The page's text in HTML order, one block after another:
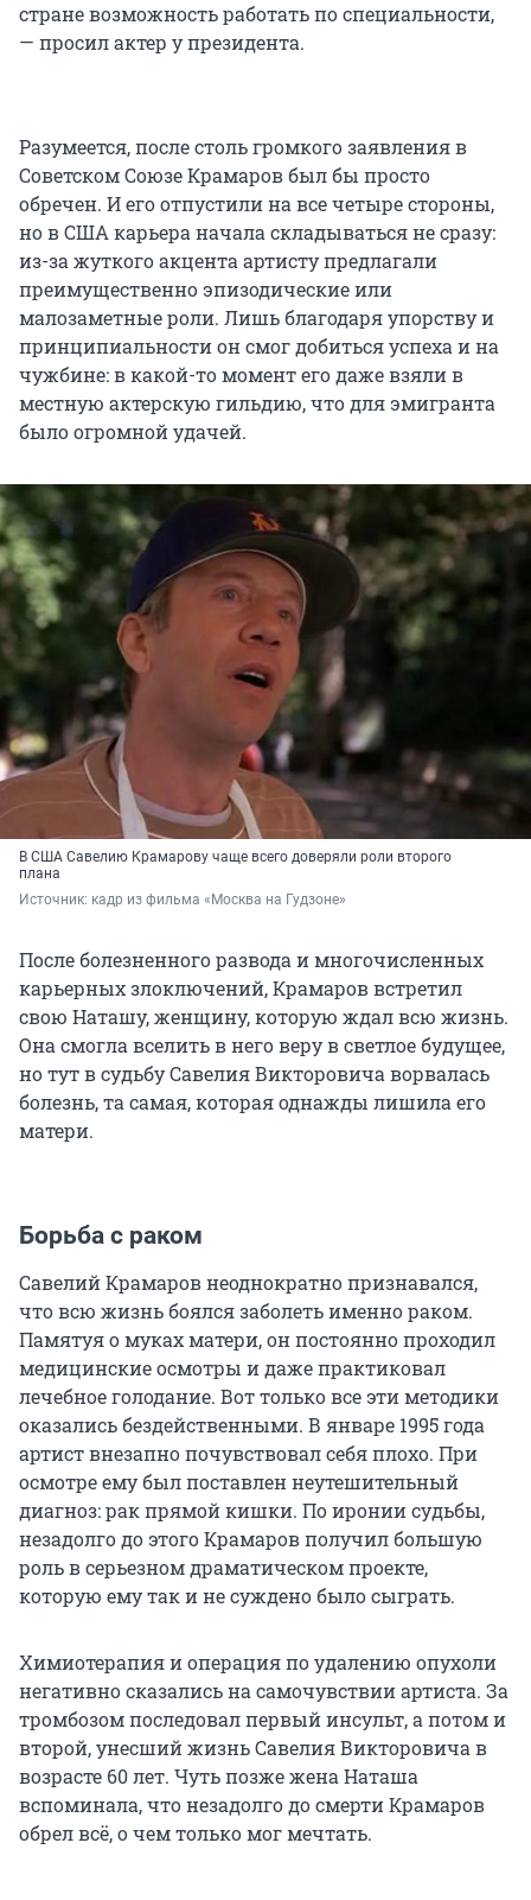
стране возможность работать по специальности,
— просил актер у президента.
Разумеется, после столь громкого заявления в
Советском Союзе Крамаров был бы просто
обречен. И его отпустили на все четыре стороны,
но в США карьера начала складываться не сразу:
из-за жуткого акцента артисту предлагали
преимущественно эпизодические или
малозаметные роли. Лишь благодаря упорству и
принципиальности он смог добиться успеха и на
чужбине: в какой-то момент его даже взяли в
местную актерскую гильдию, что для эмигранта
было огромной удачей.
В США Савелию Крамарову чаще всего доверяли роли второго
плана
Источник: кадр из фильма «Москва на Гудзоне»
После болезненного развода и многочисленных
карьерных злоключений, Крамаров встретил
свою Наташу, женщину, которую ждал всю жизнь.
Она смогла вселить в него веру в светлое будущее,
но тут в судьбу Савелия Викторовича ворвалась
болезнь, та самая, которая однажды лишила его
матери.
Борьба с раком
Савелий Крамаров неоднократно признавался,
что всю жизнь боялся заболеть именно раком.
Памятуя о муках матери, он постоянно проходил
медицинские осмотры и даже практиковал
лечебное голодание. Вот только все эти методики
оказались бездейственными. В январе 1995 года
артист внезапно почувствовал себя плохо. При
осмотре ему был поставлен неутешительный
диагноз: рак прямой кишки. По иронии судьбы,
незадолго до этого Крамаров получил большую
роль в серьезном драматическом проекте,
которую ему так и не суждено было сыграть.
Химиотерапия и операция по удалению опухоли
негативно сказались на самочувствии артиста. За
тромбозом последовал первый инсульт, а потом и
второй, унесший жизнь Савелия Викторовича в
возрасте 60 лет. Чуть позже жена Наташа
вспоминала, что незадолго до смерти Крамаров
обрел всё, о чем только мог мечтать.